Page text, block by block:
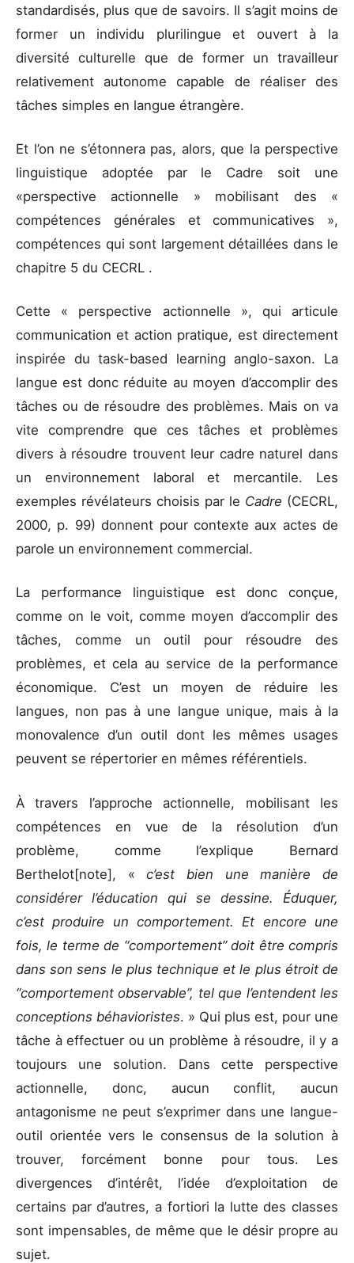
standardisés, plus que de savoirs. Il s’agit moins de
former un individu plurilingue et ouvert à la
diversité culturelle que de former un travailleur
relativement autonome capable de réaliser des
tâches simples en langue étrangère.
Et l’on ne s’étonnera pas, alors, que la perspective
linguistique adoptée par le Cadre soit une
«perspective actionnelle » mobilisant des «
compétences générales et communicatives »,
compétences qui sont largement détaillées dans le
chapitre 5 du CECRL .
Cette « perspective actionnelle », qui articule
communication et action pratique, est directement
inspirée du task-based learning anglo-saxon. La
langue est donc réduite au moyen d’accomplir des
tâches ou de résoudre des problèmes. Mais on va
vite comprendre que ces tâches et problèmes
divers à résoudre trouvent leur cadre naturel dans
un environnement laboral et mercantile. Les
exemples révélateurs choisis par le Cadre (CECRL,
2000, p. 99) donnent pour contexte aux actes de
parole un environnement commercial.
La performance linguistique est donc conçue,
comme on le voit, comme moyen d’accomplir des
tâches, comme un outil pour résoudre des
problèmes, et cela au service de la performance
économique. C’est un moyen de réduire les
langues, non pas à une langue unique, mais à la
monovalence d’un outil dont les mêmes usages
peuvent se répertorier en mêmes référentiels.
À travers l’approche actionnelle, mobilisant les
compétences en vue de la résolution d’un
problème, comme l’explique Bernard
Berthelot[note], «c’est bien une manière de
considérer l’éducation qui se dessine. Éduquer,
c’est produire un comportement. Et encore une
fois, le terme de “comportement” doit être compris
dans son sens le plus technique et le plus étroit de
“comportement observable”, tel que l’entendent les
conceptions béhavioristes. » Qui plus est, pour une
tâche à effectuer ou un problème à résoudre, il y a
toujours une solution. Dans cette perspective
actionnelle, donc, aucun conflit, aucun
antagonisme ne peut s’exprimer dans une langue-
outil orientée vers le consensus de la solution à
trouver, forcément bonne pour tous. Les
divergences d’intérêt, l’idée d’exploitation de
certains par d’autres, a fortiori la lutte des classes
sont impensables, de même que le désir propre au
sujet.